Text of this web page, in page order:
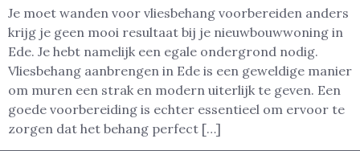
Je moet wanden voor vliesbehang voorbereiden anders
krijg je geen mooi resultaat bij je nieuwbouwwoning in
Ede. Je hebt namelijk een egale ondergrond nodig.
Vliesbehang aanbrengen in Ede is een geweldige manier
om muren een strak en modern uiterlijk te geven. Een
goede voorbereiding is echter essentieel om ervoor te
zorgen dat het behang perfect […]